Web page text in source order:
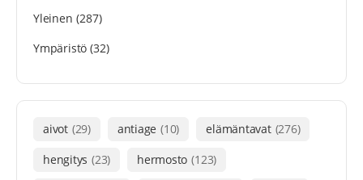
Yleinen (287)
Ympäristö (32)
aivot (29) antiage (10) elämäntavat (276)
hengitys (23) hermosto (123)